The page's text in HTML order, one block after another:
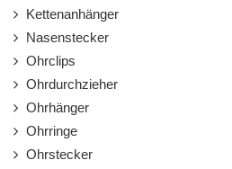
Kettenanhänger
Nasenstecker
Ohrclips
Ohrdurchzieher
Ohrhänger
Ohrringe
Ohrstecker